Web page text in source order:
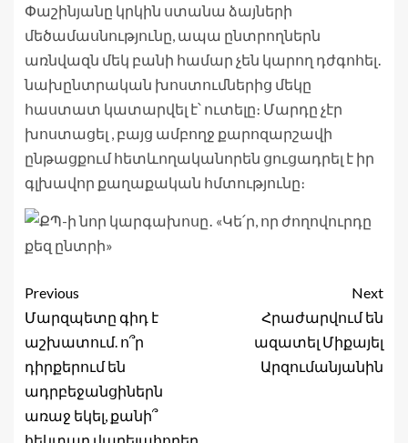
Փաշինյանը կրկին ստանա ձայների
մեծամասնությունը, ապա ընտրողներն
առնվազն մեկ բանի համար չեն կարող դժգոհել․
նախընտրական խոստումներից մեկը
հաստատ կատարվել է՝ ուտելը։ Մարդը չէր
խոստացել , բայց ամբողջ քարոզարշավի
ընթացքում հետևողականորեն ցուցադրել է իր
գլխավոր քաղաքական հմտությունը։
Previous
Մարզպետը գիդ է
աշխատում. ո՞ր
դիրքերում են
ադրբեջանցիներն
առաջ եկել, քանի՞
Next
Հրաժարվում են
ազատել Միքայել
Արզումանյանին